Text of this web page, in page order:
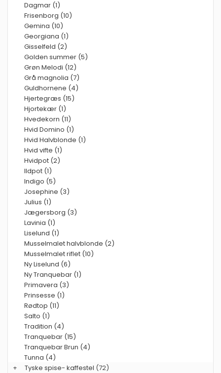
Dagmar (1)
Frisenborg (10)
Gemina (10)
Georgiana (1)
Gisselfeld (2)
Golden summer (5)
Grøn Melodi (12)
Grå magnolia (7)
Guldhornene (4)
Hjertegræs (15)
Hjortekær (1)
Hvedekorn (11)
Hvid Domino (1)
Hvid Halvblonde (1)
Hvid vifte (1)
Hvidpot (2)
Ildpot (1)
Indigo (5)
Josephine (3)
Julius (1)
Jægersborg (3)
Lavinia (1)
Liselund (1)
Musselmalet halvblonde (2)
Musselmalet riflet (10)
Ny Liselund (6)
Ny Tranquebar (1)
Primavera (3)
Prinsesse (1)
Rødtop (11)
Salto (1)
Tradition (4)
Tranquebar (15)
Tranquebar Brun (4)
Tunna (4)
+
Tyske spise- kaffestel (72)